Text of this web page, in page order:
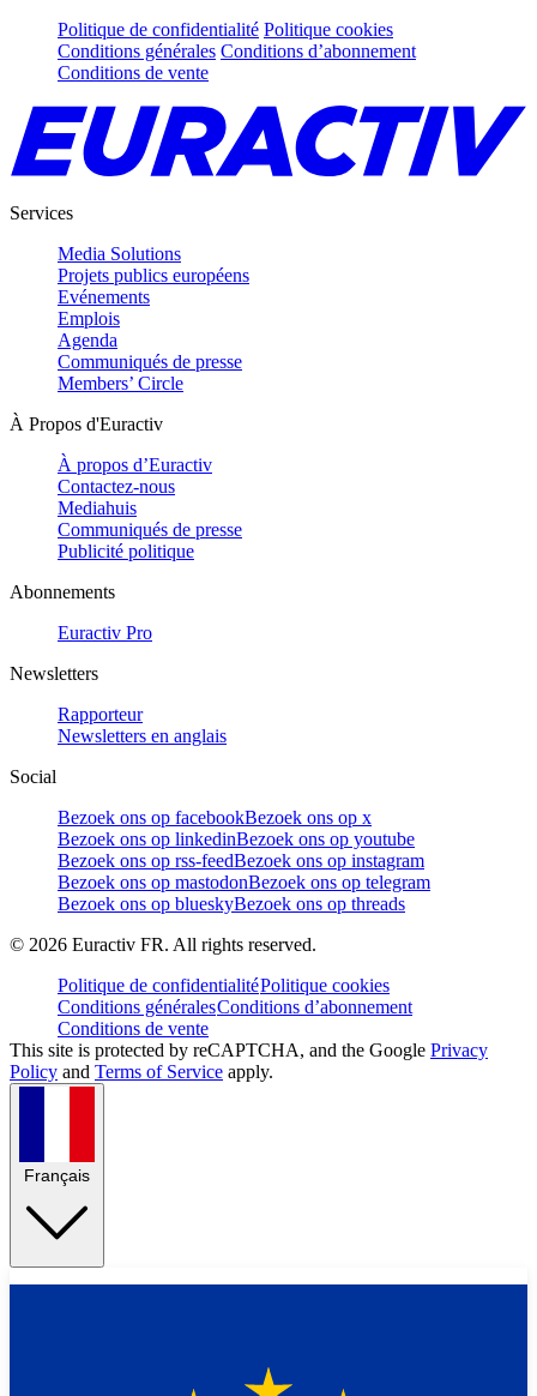
Politique de confidentialité Politique cookies
Conditions générales Conditions d’abonnement
Conditions de vente
Services
Media Solutions
Projets publics européens
Evénements
Emplois
Agenda
Communiqués de presse
Members’ Circle
À Propos d'Euractiv
À propos d’Euractiv
Contactez-nous
Mediahuis
Communiqués de presse
Publicité politique
Abonnements
Euractiv Pro
Newsletters
Rapporteur
Newsletters en anglais
Social
Bezoek ons op facebookBezoek ons op x
Bezoek ons op linkedinBezoek ons op youtube
Bezoek ons op rss-feedBezoek ons op instagram
Bezoek ons op mastodonBezoek ons op telegram
Bezoek ons op blueskyBezoek ons op threads
© 2026 Euractiv FR. All rights reserved.
Politique de confidentialitéPolitique cookies
Conditions généralesConditions d’abonnement
Conditions de vente
This site is protected by reCAPTCHA, and the Google Privacy
Policy and Terms of Service apply.
Français